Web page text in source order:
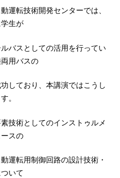
運転技術開発センターでは、
生が
しての活用を行ってい
用バスの
り、本講演ではこうし
。
してのインストゥルメ
スの
制御回路の設計技術・
いて